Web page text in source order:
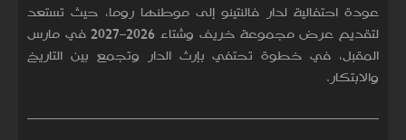
عودة احتفالية لدار فالنتينو إلى موطنها روما، حيث تستعد
لتقديم عرض مجموعة خريف وشتاء 2026–2027 في مارس
المقبل، في خطوة تحتفي بإرث الدار وتجمع بين التاريخ
والابتكار.